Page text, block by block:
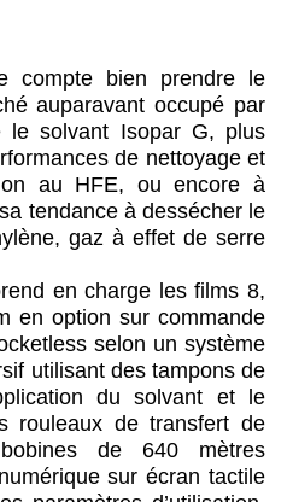
compte bien prendre le
auparavant occupé par
le solvant Isopar G, plus
de nettoyage et
au HFE, ou encore à
tendance à dessécher le
gaz à effet de serre
en charge les films 8,
en option sur commande
selon un système
utilisant des tampons de
du solvant et le
rouleaux de transfert de
de 640 mètres
sur écran tactile